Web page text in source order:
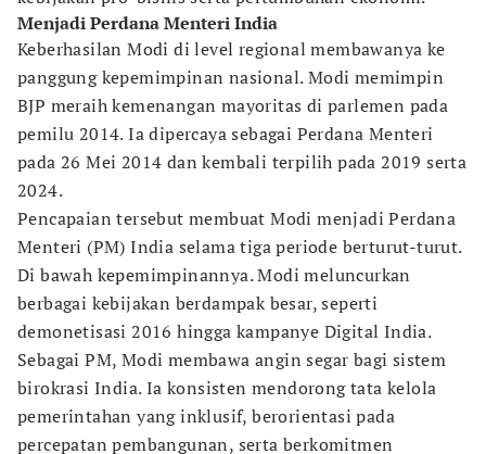
Menjadi Perdana Menteri India
Keberhasilan Modi di level regional membawanya ke
panggung kepemimpinan nasional. Modi memimpin
BJP meraih kemenangan mayoritas di parlemen pada
pemilu 2014. Ia dipercaya sebagai Perdana Menteri
pada 26 Mei 2014 dan kembali terpilih pada 2019 serta
2024.
Pencapaian tersebut membuat Modi menjadi Perdana
Menteri (PM) India selama tiga periode berturut-turut.
Di bawah kepemimpinannya. Modi meluncurkan
berbagai kebijakan berdampak besar, seperti
demonetisasi 2016 hingga kampanye Digital India.
Sebagai PM, Modi membawa angin segar bagi sistem
birokrasi India. Ia konsisten mendorong tata kelola
pemerintahan yang inklusif, berorientasi pada
percepatan pembangunan, serta berkomitmen